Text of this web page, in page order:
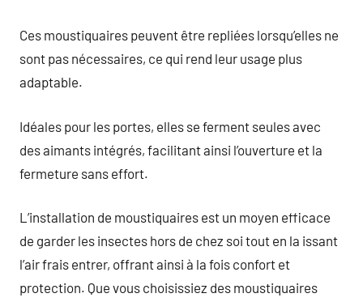
Ces moustiquaires peuvent être repliées lorsqu’elles ne
sont pas nécessaires, ce qui rend leur usage plus
adaptable.
Idéales pour les portes, elles se ferment seules avec
des aimants intégrés, facilitant ainsi l’ouverture et la
fermeture sans effort.
L’installation de moustiquaires est un moyen efficace
de garder les insectes hors de chez soi tout en la issant
l’air frais entrer, offrant ainsi à la fois confort et
protection. Que vous choisissiez des moustiquaires